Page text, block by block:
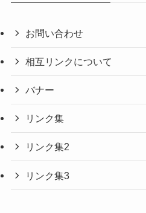
お問い合わせ
相互リンクについて
バナー
リンク集
リンク集2
リンク集3